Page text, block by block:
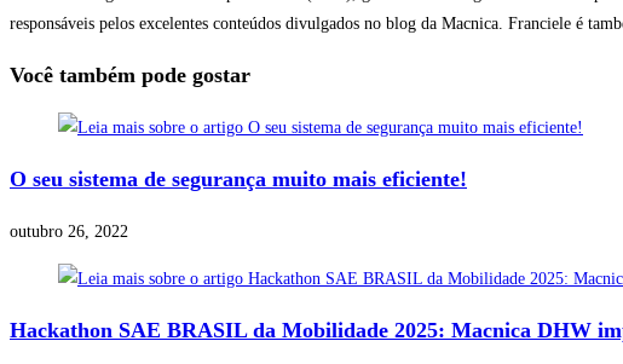
responsáveis pelos excelentes conteúdos divulgados no blog da Macnica. Franciele é
Você também pode gostar
O seu sistema de segurança muito mais eficiente!
outubro 26, 2022
Hackathon SAE BRASIL da Mobilidade 2025: Macnica DHW